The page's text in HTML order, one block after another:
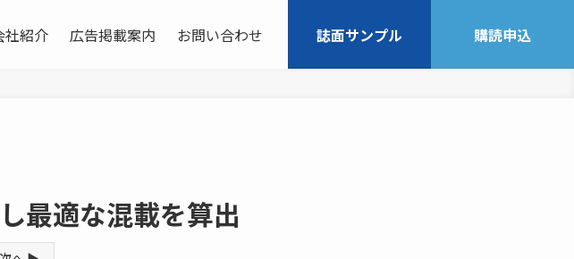
社紹介 広告掲載案内 お問い合わせ 誌面サンプル 購読申込
最適な混載を算出